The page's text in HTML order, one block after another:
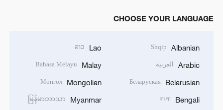
CHOOSE YOUR LANGUAGE
Albanian
Shqip
Arabic العربية
Belarusian
Беларуская
Bengali
বাংলা
Lao
ລາວ
Malay
Bahasa Melayu
Mongolian
Монгол
Myanmar
မြန်မာဘာသာ